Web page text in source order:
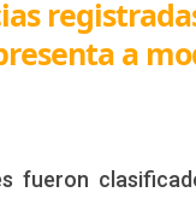
a
fueron